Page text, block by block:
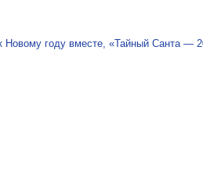
Новому году вместе, «Тайный Санта —